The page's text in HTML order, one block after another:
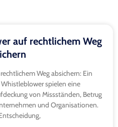
auf rechtlichem Weg
Weg absichern: Ein
spielen eine
von Missständen, Betrug
und Organisationen.